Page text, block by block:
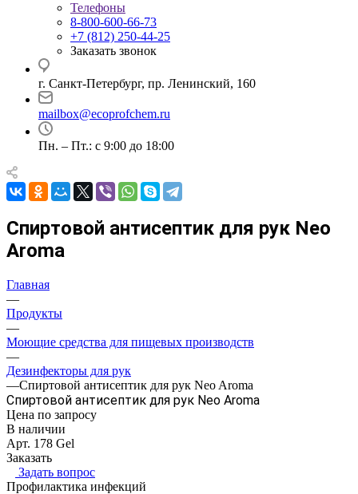
Телефоны
8-800-600-66-73
+7 (812) 250-44-25
Заказать звонок
г. Санкт-Петербург, пр. Ленинский, 160
mailbox@ecoprofchem.ru
Пн. – Пт.: с 9:00 до 18:00
Спиртовой антисептик для рук Neo
Aroma
Главная
—
Продукты
—
Моющие средства для пищевых производств
—
Дезинфекторы для рук
—Спиртовой антисептик для рук Neo Aroma
Спиртовой антисептик для рук Neo Aroma
Цена по запросу
В наличии
Арт. 178 Gel
Заказать
Задать вопрос
Профилактика инфекций